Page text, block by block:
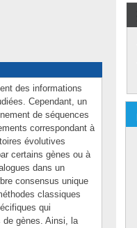
des informations
Cependant, un
de séquences
correspondant à
évolutives
certains gènes ou à
dans un
consensus unique
classiques
qui
de gènes. Ainsi, la